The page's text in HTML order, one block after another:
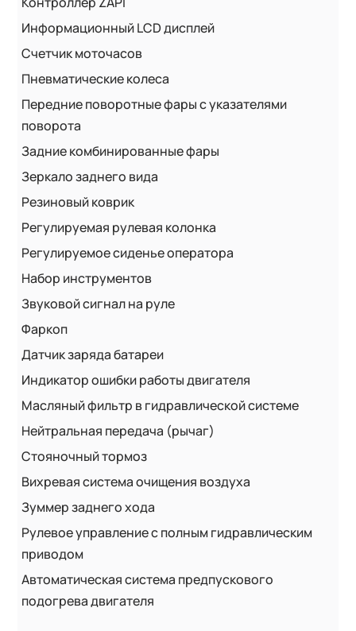
Информационный LCD дисплей
Счетчик моточасов
Пневматические колеса
Передние поворотные фары с указателями
поворота
Задние комбинированные фары
Зеркало заднего вида
Резиновый коврик
Регулируемая рулевая колонка
Регулируемое сиденье оператора
Набор инструментов
Звуковой сигнал на руле
Фаркоп
Датчик заряда батареи
Индикатор ошибки работы двигателя
Масляный фильтр в гидравлической системе
Нейтральная передача (рычаг)
Стояночный тормоз
Вихревая система очищения воздуха
Зуммер заднего хода
Рулевое управление с полным гидравлическим
приводом
Автоматическая система предпускового
подогрева двигателя